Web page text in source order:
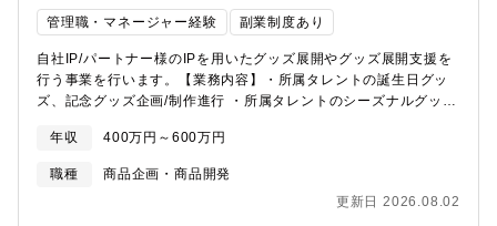
必要となります。海外アーティストを中心としたライセンス及び
リテールビジネスのリーディングカンパニーの一員として、国内
外の音楽及びアパレル業界にプレゼンスを発揮できる方を募集し
ます。【職務内容】■海外契約アーティストのライツを使用した、
アパレル会社等へのライセンス営業■既存アカウントのサポート及
契約締結、請求までの一連の業務■UK及びUSオフィスとのライセ
用した商品開発及びポップアップストア、ECサイト等での販売■
ユニバーサルミュージックグループの国内外の関係部門と連携
管理職・マネージャー経験 副業制度あり
自社IP/パートナー様のIPを用いたグッズ展開やグッズ展開支援を
行う事業を行います。【業務内容】・所属タレントの誕生日グッ
ズ、記念グッズ企画/制作進行 ・所属タレントのシーズナルグッズ
作進行・予実作成管理・ECサイト管理
年収 400万円～600万円
職種
商品企画・商品開発
更新日 2026.08.02